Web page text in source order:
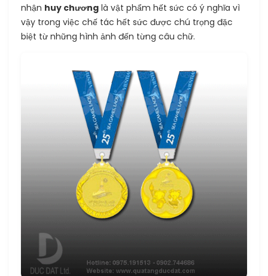
nhận huy chương là vật phẩm hết sức có ý nghĩa vì
vậy trong việc chế tác hết sức được chú trọng đặc
biệt từ những hình ảnh đến từng câu chữ.